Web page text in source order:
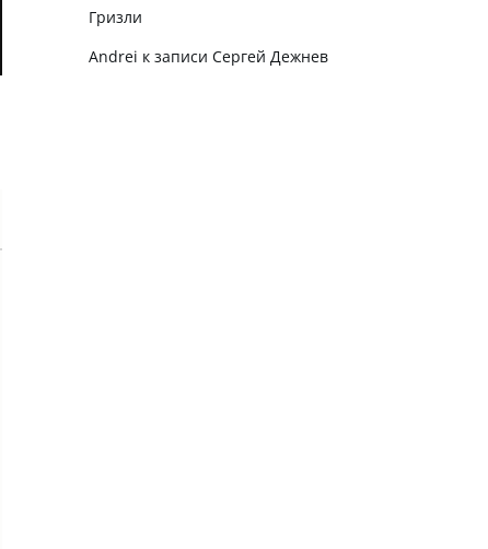
Гризли
Andrei к записи Сергей Дежнев